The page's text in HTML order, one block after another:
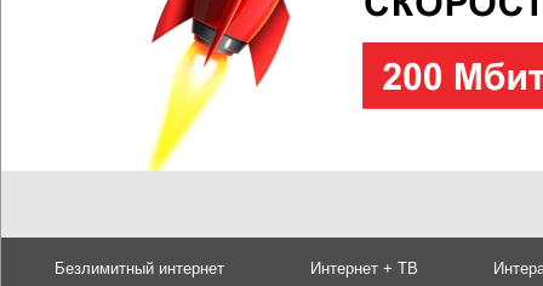
Безлимитный интернет Интернет + ТВ